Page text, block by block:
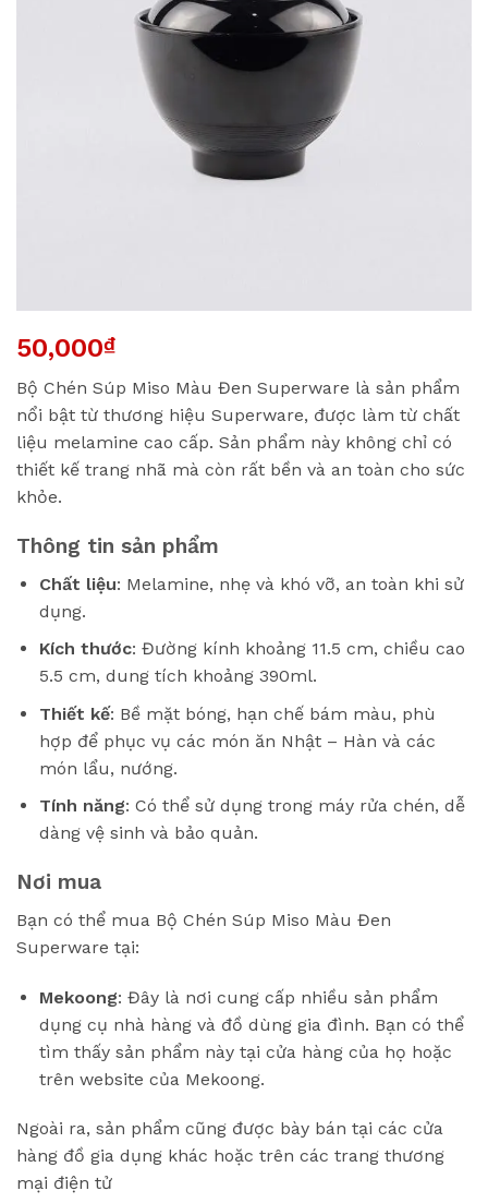
50,000₫
Bộ Chén Súp Miso Màu Đen Superware là sản phẩm
nổi bật từ thương hiệu Superware, được làm từ chất
liệu melamine cao cấp. Sản phẩm này không chỉ có
thiết kế trang nhã mà còn rất bền và an toàn cho sức
khỏe.
Thông tin sản phẩm
Chất liệu: Melamine, nhẹ và khó vỡ, an toàn khi sử
dụng.
Kích thước: Đường kính khoảng 11.5 cm, chiều cao
5.5 cm, dung tích khoảng 390ml.
Thiết kế: Bề mặt bóng, hạn chế bám màu, phù
hợp để phục vụ các món ăn Nhật – Hàn và các
món lẩu, nướng.
Tính năng: Có thể sử dụng trong máy rửa chén, dễ
dàng vệ sinh và bảo quản.
Nơi mua
Bạn có thể mua Bộ Chén Súp Miso Màu Đen
Superware tại:
Mekoong: Đây là nơi cung cấp nhiều sản phẩm
dụng cụ nhà hàng và đồ dùng gia đình. Bạn có thể
tìm thấy sản phẩm này tại cửa hàng của họ hoặc
trên website của Mekoong.
Ngoài ra, sản phẩm cũng được bày bán tại các cửa
hàng đồ gia dụng khác hoặc trên các trang thương
mại điện tử